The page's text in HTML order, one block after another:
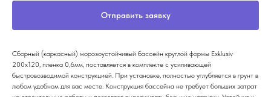
Отправить заявку
Сборный (каркасный) морозоустойчивый бассейн круглой формы Exklusiv
200x120, пленка 0,6мм, поставляется в комплекте с усиливающей
быстровозводимой конструкцией. При установке, полностью углубляется в грунт в
любом удобном для вас месте. Конструкция бассейна не требует больших затрат